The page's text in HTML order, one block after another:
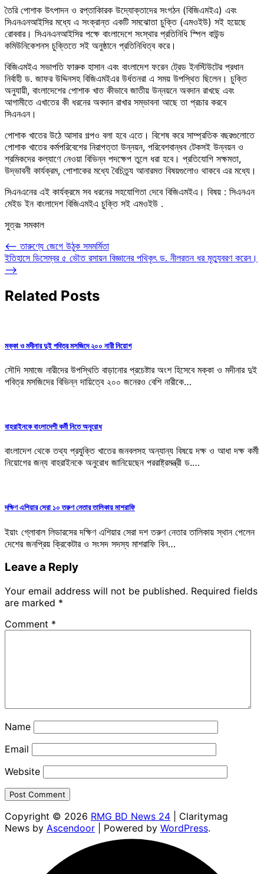
তৈরি পোশাক উৎপাদন ও রপ্তাকিারক উদ্যোক্তাদের সংগঠন (বিজিএমইএ) এবং
সিএনএনআইসির মধ্যে এ সংক্রান্ত একটি সমঝোতা চুক্তি (এমওইউ) সই হয়েছে
রোববার। সিএনএনআইসির পক্ষে বাংলাদেশে সংস্থার প্রতিনিধি স্পিল বাউন্ড
কমিউনিকেশনস চুক্তিতে সই অনুষ্ঠানে প্রতিনিধিত্ব করে।
বিজিএমইএ সভাপতি ফারুক হাসান এবং বাংলাদেশ ফরেন ট্রেড ইনস্টিউটের প্রধান
নির্বাহী ড. জাফর উদ্দিনসহ বিজিএমইএর উর্ধতনরা এ সময় উপস্থিত ছিলেন। চুক্তি
অনুযায়ী, বাংলাদেশের পোশাক খাত কীভাবে জাতীয় উন্নয়নে অবদান রাখছে এবং
আগামীতে এখাতের কী ধরনের অবদান রাখার সম্ভাবনা আছে তা প্রচার করবে
সিএনএন।
পোশাক খাতের উঠে আসার গল্পও বলা হবে এতে। বিশেষ করে সাম্প্রতিক বছরগুলোতে
পোশাক খাতের কর্মপরিবেশের নিরাপত্তা উন্নয়ন, পরিবেশবান্ধব টেকসই উন্নয়ন ও
শ্রমিকদের কল্যাণে নেওয়া বিভিন্ন পদক্ষেপ তুলে ধরা হবে। প্রতিযোগি সক্ষমতা,
উদ্ভাবনী কার্যক্রম, পোশাকের মধ্যে বৈচিত্র্য আনারমত বিষয়গুলোও থাকবে এর মধ্যে।
সিএনএনের এই কার্যক্রমে সব ধরনের সহযোগিতা দেবে বিজিএমইএ। বিষয় : সিএনএন
মেইড ইন বাংলাদেশ বিজিএমইএ চুক্তি সই এমওইউ .
সুত্রঃ সমকাল
Post
navigation
⟵ তারুণ্যে জেগে উঠুক সমমর্মিতা
ইতিহাসে ডিসেম্বর ৫ ভৌত রসায়ন বিজ্ঞানের পথিকৃৎ ড. নীলরতন ধর মৃত্যুবরণ করেন।
⟶
Related Posts
মক্কা ও মদীনার দুই পবিত্র মসজিদে ২০০ নারী নিয়োগ
সৌদি সমাজে নারীদের উপস্থিতি বাড়ানোর প্রচেষ্টার অংশ হিসেবে মক্কা ও মদীনার দুই
পবিত্র মসজিদের বিভিন্ন দায়িত্বে ২০০ জনেরও বেশি নারীকে…
বাহরাইনকে বাংলাদেশী কর্মী নিতে অনুরোধ
বাংলাদেশ থেকে তথ্য প্রযুক্তি খাতের জনবলসহ অন্যান্য বিষয়ে দক্ষ ও আধা দক্ষ কর্মী
নিয়োগের জন্য বাহরাইনকে অনুরোধ জানিয়েছেন পররাষ্ট্রমন্ত্রী ড.…
দক্ষিণ এশিয়ার সেরা ১০ তরুণ নেতার তালিকায় মাশরাফি
ইয়াং গ্লোবাল লিডারসের দক্ষিণ এশিয়ার সেরা দশ তরুণ নেতার তালিকায় স্থান পেলেন
দেশের জনপ্রিয় ক্রিকেটার ও সংসদ সদস্য মাশরাফি বিন…
Leave a Reply
Your email address will not be published. Required fields
are marked *
Comment *
Name
Email
Website
Copyright © 2026 RMG BD News 24 | Claritymag
News by Ascendoor | Powered by WordPress.